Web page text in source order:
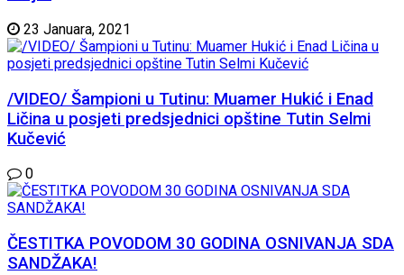
23 Januara, 2021
/VIDEO/ Šampioni u Tutinu: Muamer Hukić i Enad
Ličina u posjeti predsjednici opštine Tutin Selmi
Kučević
0
ČESTITKA POVODOM 30 GODINA OSNIVANJA SDA
SANDŽAKA!